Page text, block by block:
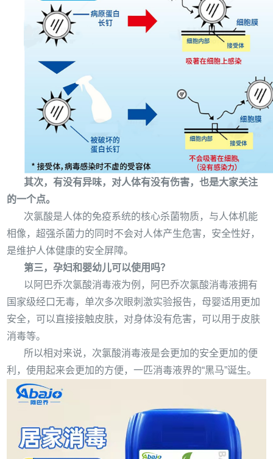
其次，有没有异味，对人体有没有伤害，也是大家关注
的一个点。
次氯酸是人体的免疫系统的核心杀菌物质，与人体机能
相像，超强杀菌力的同时不会对人体产生危害，安全性好，
是维护人体健康的安全屏障。
第三，孕妇和婴幼儿可以使用吗？
以阿巴乔次氯酸消毒液为例，阿巴乔次氯酸消毒液拥有
国家级经口无毒，单次多次眼刺激实验报告，母婴适用更加
安全，可以直接接触皮肤，对身体没有危害，可以用于皮肤
消毒等。
所以相对来说，次氯酸消毒液是会更加的安全更加的便
利，使用起来会更加的方便，一匹消毒液界的“黑马”诞生。